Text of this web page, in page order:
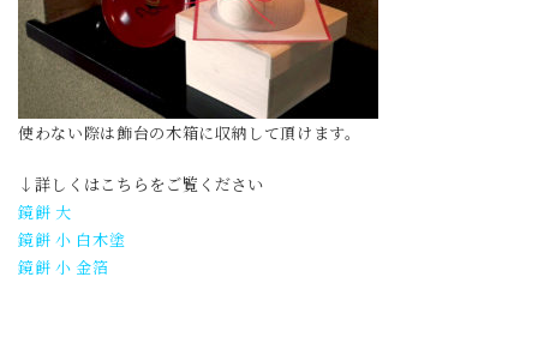
使わない際は飾台の木箱に収納して頂けます。
↓詳しくはこちらをご覧ください
鏡餅 大
鏡餅 小 白木塗
鏡餅 小 金箔